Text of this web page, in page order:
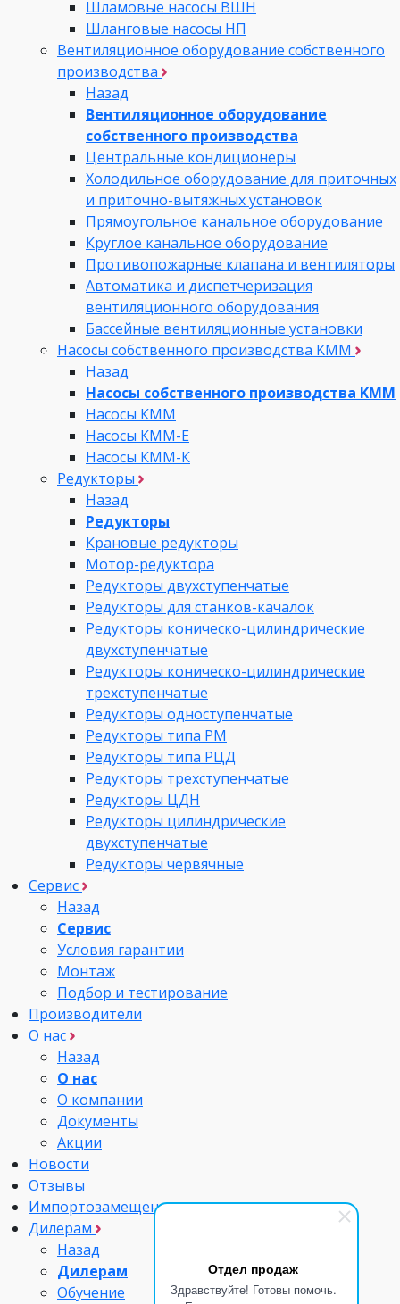
Отдел продаж
Здравствуйте! Готовы помочь.
Шламовые насосы ВШН
Шланговые насосы НП
Вентиляционное оборудование собственного
производства
Назад
Вентиляционное оборудование
собственного производства
Центральные кондиционеры
Холодильное оборудование для приточных
и приточно-вытяжных установок
Прямоугольное канальное оборудование
Круглое канальное оборудование
Противопожарные клапана и вентиляторы
Автоматика и диспетчеризация
вентиляционного оборудования
Бассейные вентиляционные установки
Насосы собственного производства KMM
Назад
Насосы собственного производства KMM
Насосы КММ
Насосы КММ-Е
Насосы КММ-К
Редукторы
Назад
Редукторы
Крановые редукторы
Мотор-редуктора
Редукторы двухступенчатые
Редукторы для станков-качалок
Редукторы коническо-цилиндрические
двухступенчатые
Редукторы коническо-цилиндрические
трехступенчатые
Редукторы одноступенчатые
Редукторы типа РМ
Редукторы типа РЦД
Редукторы трехступенчатые
Редукторы ЦДН
Редукторы цилиндрические
двухступенчатые
Редукторы червячные
Сервис
Назад
Сервис
Условия гарантии
Монтаж
Подбор и тестирование
Производители
О нас
Назад
О нас
О компании
Документы
Акции
Новости
Отзывы
Импортозамещение
Дилерам
Назад
Дилерам
Обучение